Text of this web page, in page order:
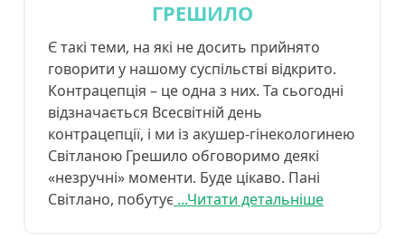
ГРЕШИЛО
Є такі теми, на які не досить прийнято
говорити у нашому суспільстві відкрито.
Контрацепція – це одна з них. Та сьогодні
відзначається Всесвітній день
контрацепції, і ми із акушер-гінекологинею
Світланою Грешило обговоримо деякі
«незручні» моменти. Буде цікаво. Пані
Світлано, побутує ...Читати детальніше